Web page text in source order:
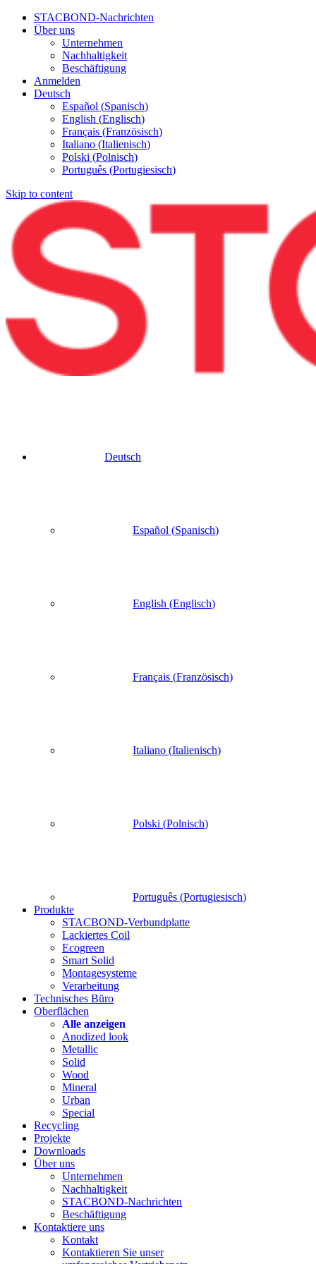
STACBOND-Nachrichten
Über uns
Unternehmen
Nachhaltigkeit
Beschäftigung
Anmelden
Deutsch
Español (Spanisch)
English (Englisch)
Français (Französisch)
Italiano (Italienisch)
Polski (Polnisch)
Português (Portugiesisch)
Skip to content
Deutsch
Español (Spanisch)
English (Englisch)
Français (Französisch)
Italiano (Italienisch)
Polski (Polnisch)
Português (Portugiesisch)
Produkte
STACBOND-Verbundplatte
Lackiertes Coil
Ecogreen
Smart Solid
Montagesysteme
Verarbeitung
Technisches Büro
Oberflächen
Alle anzeigen
Anodized look
Metallic
Solid
Wood
Mineral
Urban
Special
Recycling
Projekte
Downloads
Über uns
Unternehmen
Nachhaltigkeit
STACBOND-Nachrichten
Beschäftigung
Kontaktiere uns
Kontakt
Kontaktieren Sie unser